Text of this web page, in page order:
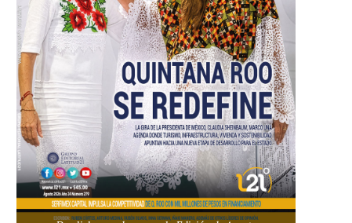
de Monterrey
agosto, 2026
Promoción turística con visión
1 abril, 2026
Industria global en